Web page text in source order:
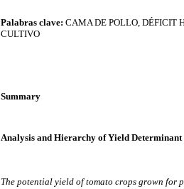
Palabras clave: CAMA DE POLLO, DÉFICIT
CULTIVO
Summary
Analysis and Hierarchy of Yield
The potential yield of tomato crops grown for